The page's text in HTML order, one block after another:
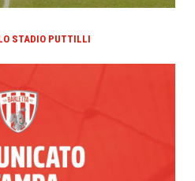
STADIO PUTTILLI